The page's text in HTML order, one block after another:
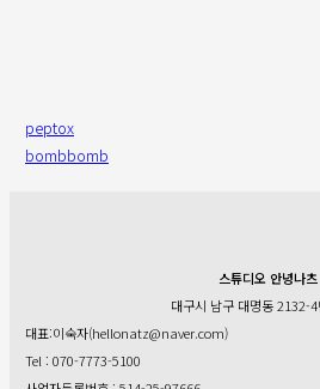
peptox
bombbomb
스튜디오 안녕나츠
대구시 남구 대명동 2132-
대표:이숙자(hellonatz@naver.com)
Tel : 070-7773-5100